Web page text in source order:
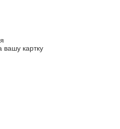
вашу картку